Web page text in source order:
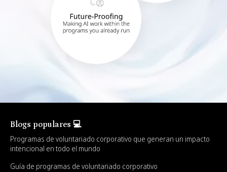
Blogs populares 💻
Programas de voluntariado corporativo que generan un impacto
intencional en todo el mundo
Guía de programas de voluntariado corporativo